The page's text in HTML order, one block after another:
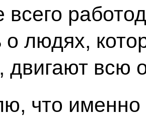
всего
о людях,
двигают всю
что